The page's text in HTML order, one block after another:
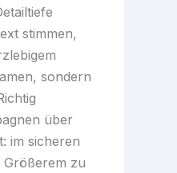
stimmen,
sondern
über
im sicheren
Größerem zu